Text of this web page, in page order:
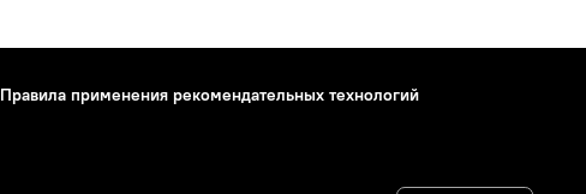
Правила применения рекомендательных технологий